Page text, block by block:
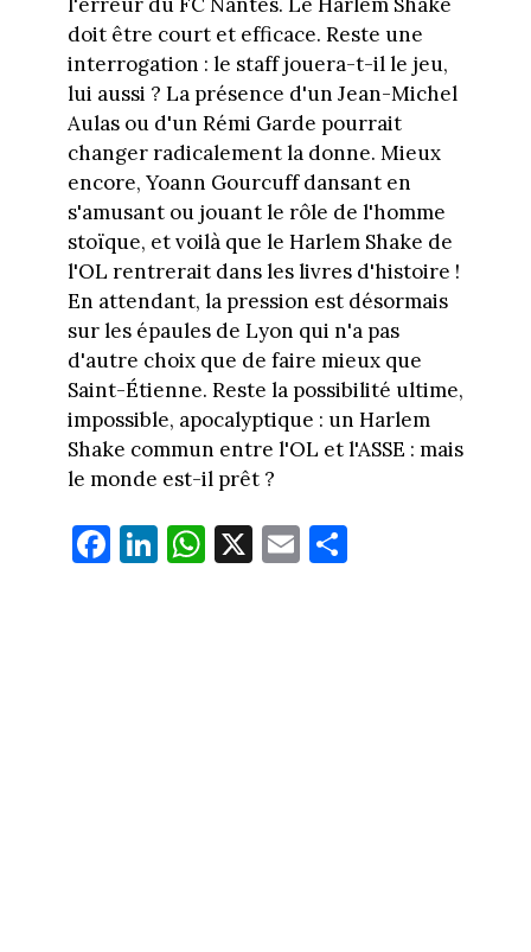
doit être court et efficace. Reste une
interrogation : le staff jouera-t-il le jeu,
lui aussi ? La présence d'un Jean-Michel
Aulas ou d'un Rémi Garde pourrait
changer radicalement la donne. Mieux
encore, Yoann Gourcuff dansant en
s'amusant ou jouant le rôle de l'homme
stoïque, et voilà que le Harlem Shake de
l'OL rentrerait dans les livres d'histoire !
En attendant, la pression est désormais
sur les épaules de Lyon qui n'a pas
d'autre choix que de faire mieux que
Saint-Étienne. Reste la possibilité ultime,
impossible, apocalyptique : un Harlem
Shake commun entre l'OL et l'ASSE : mais
le monde est-il prêt ?
Fa
ce
Li
nk
W
ha
X E
m
Pa
rt